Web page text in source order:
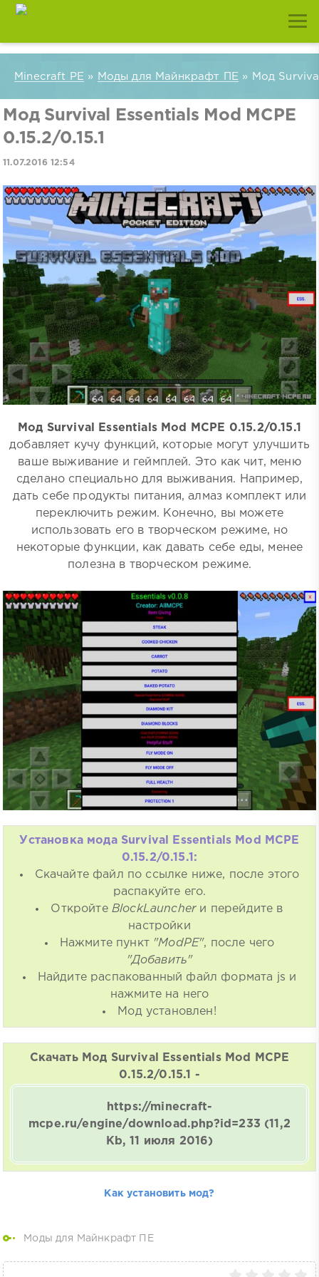
Minecraft PE » Моды для Майнкрафт ПЕ » Мод
Мод Survival Essentials Mod MCPE
0.15.2/0.15.1
11.07.2016 12:54
Мод Survival Essentials Mod MCPE 0.15.2/0.15.1
добавляет кучу функций, которые могут улучшить
ваше выживание и геймплей. Это как чит, меню
сделано специально для выживания. Например,
дать себе продукты питания, алмаз комплект или
переключить режим. Конечно, вы можете
использовать его в творческом режиме, но
некоторые функции, как давать себе еды, менее
полезна в творческом режиме.
Установка мода Survival Essentials Mod MCPE
0.15.2/0.15.1:
Скачайте файл по ссылке ниже, после этого
распакуйте его.
Откройте BlockLauncherи перейдите в
настройки
Нажмите пункт "ModPE", после чего
"Добавить"
Найдите распакованный файл формата js и
нажмите на него
Мод установлен!
Скачать Мод Survival Essentials Mod MCPE
0.15.2/0.15.1 -
https://minecraft-
mcpe.ru/engine/download.php?id=233 (11,2
Kb, 11 июля 2016)
Как установить мод?
Моды для Майнкрафт ПЕ